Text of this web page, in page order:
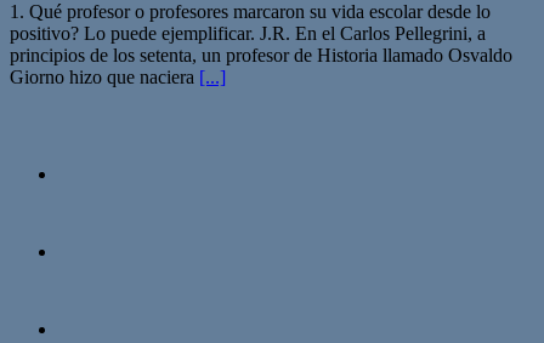
1. Qué profesor o profesores marcaron su vida escolar desde lo
positivo? Lo puede ejemplificar. J.R. En el Carlos Pellegrini, a
principios de los setenta, un profesor de Historia llamado Osvaldo
Giorno hizo que naciera [...]